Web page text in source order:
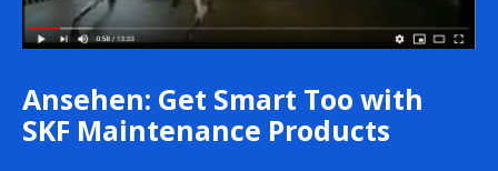
Ansehen: Get Smart Too with
SKF Maintenance Products